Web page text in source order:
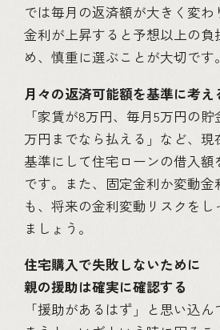
では毎月の返済額が大きく変わ
金利が上昇すると予想以上の負
め、慎重に選ぶことが大切です。
月々の返済可能額を基準に考え
「家賃が8万円、毎月5万円の
万円までなら払える」など、現
基準にして住宅ローンの借入額
です。また、固定金利か変動金
も、将来の金利変動リスクをし
ましょう。
住宅購入で失敗しないために
親の援助は確実に確認する
「援助があるはず」と思い込